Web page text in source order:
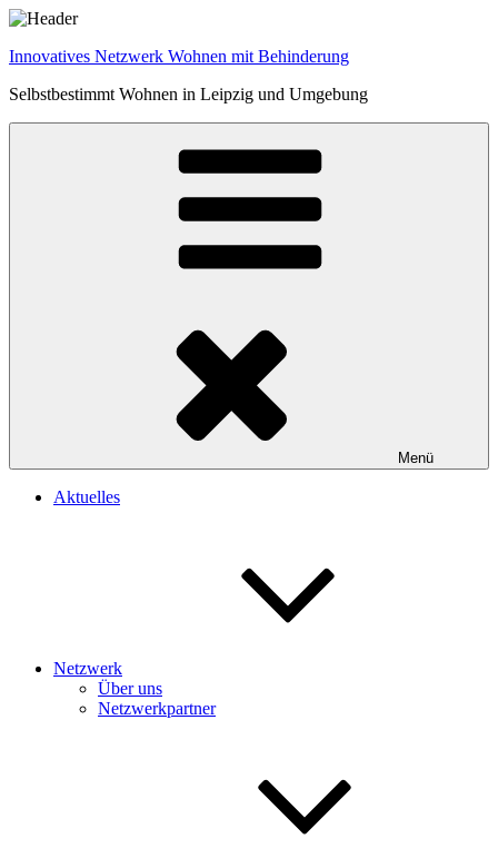
Zum
springen
Innovatives Netzwerk Wohnen mit Behinderung
Selbstbestimmt Wohnen in Leipzig und Umgebung
Menü
Aktuelles
Netzwerk
Über uns
Netzwerkpartner